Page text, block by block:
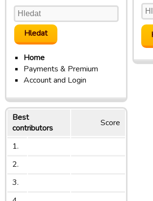
Home
Payments & Premium
Account and Login
Best
contributors
Score
1.
2.
3.